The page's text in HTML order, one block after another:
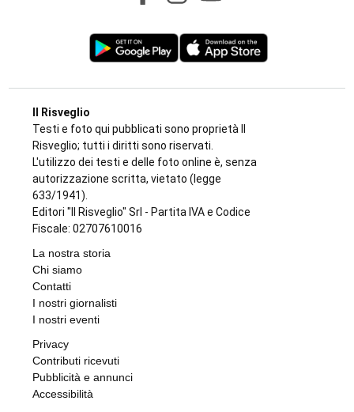
Il Risveglio
Testi e foto qui pubblicati sono proprietà Il
Risveglio; tutti i diritti sono riservati.
L'utilizzo dei testi e delle foto online è, senza
autorizzazione scritta, vietato (legge
633/1941).
Editori "Il Risveglio" Srl - Partita IVA e Codice
Fiscale: 02707610016
La nostra storia
Chi siamo
Contatti
I nostri giornalisti
I nostri eventi
Privacy
Contributi ricevuti
Pubblicità e annunci
Accessibilità